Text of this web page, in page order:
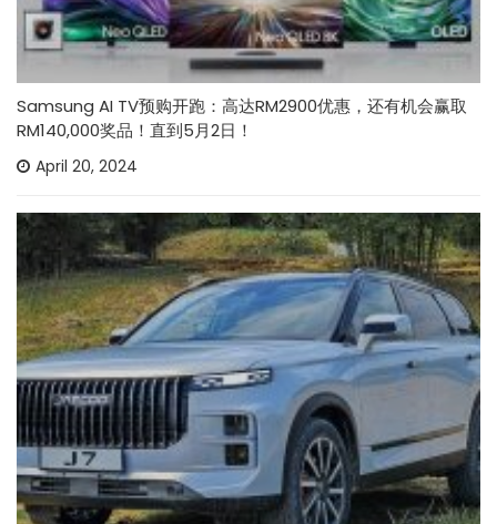
Samsung AI TV预购开跑：高达RM2900优惠，还有机会赢取
RM140,000奖品！直到5月2日！
April 20, 2024